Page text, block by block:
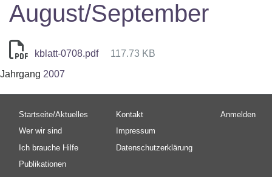
August/September
kblatt-0708.pdf
117.73 KB
Jahrgang 2007
Hauptnavigation
Startseite/Aktuelles
Wer wir sind
Ich brauche Hilfe
Publikationen
Fußbereichsmenü
Kontakt
Impressum
Datenschutzerklärung
Anmelden